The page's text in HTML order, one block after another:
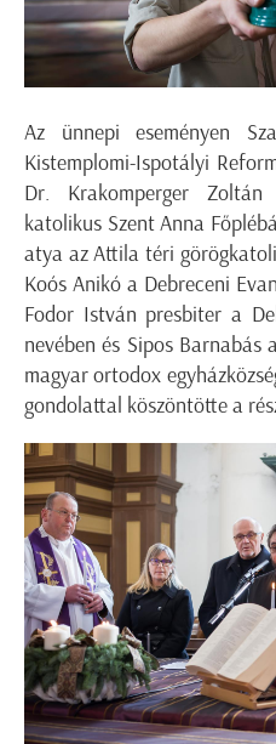
Az ünnepi eseményen
Kistemplomi-Ispotályi
Dr. Krakomperger
katolikus Szent Anna
atya az Attila téri
Koós Anikó a Debreceni
Fodor István presbiter a
nevében és Sipos Barnabás
magyar ortodox
gondolattal köszöntötte a